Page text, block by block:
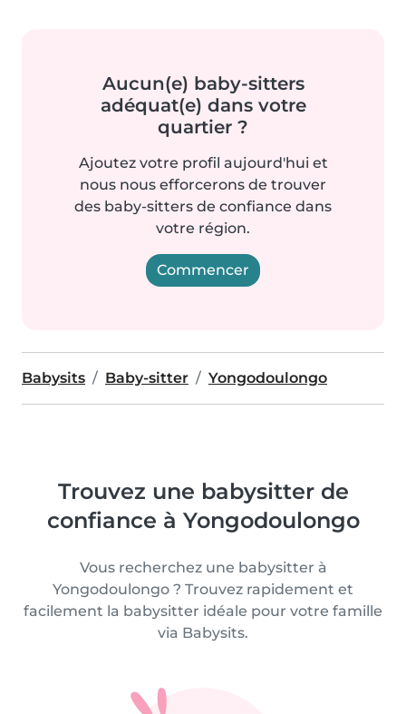
Aucun(e) baby-sitters
adéquat(e) dans votre
quartier ?
Ajoutez votre profil aujourd'hui et
nous nous efforcerons de trouver
des baby-sitters de confiance dans
votre région.
Commencer
Babysits Baby-sitter Yongodoulongo
Trouvez une babysitter de
confiance à Yongodoulongo
Vous recherchez une babysitter à
Yongodoulongo ? Trouvez rapidement et
facilement la babysitter idéale pour votre famille
via Babysits.